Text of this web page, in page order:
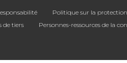
Politique sur la
de tiers
Personnes-ressources de la